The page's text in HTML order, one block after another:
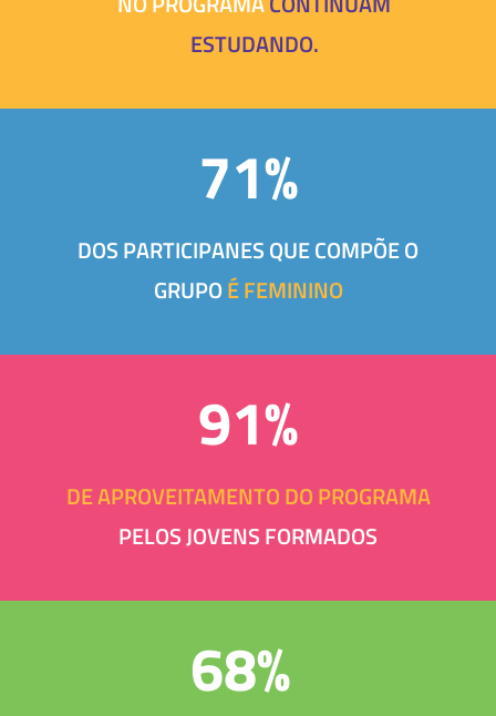
ESTUDANDO.
71%
DOS PARTICIPANES QUE COMPÕE O
GRUPOÉ FEMININO
91%
DE APROVEITAMENTO DO PROGRAMA
PELOS JOVENS FORMADOS
68%